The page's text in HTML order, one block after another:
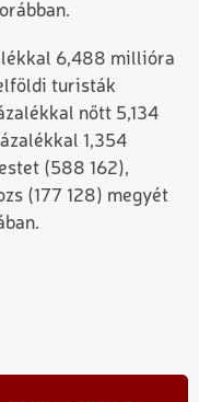
6,488 millióra
turisták
nőtt 5,134
1,354
(588 162),
(177 128) megyét